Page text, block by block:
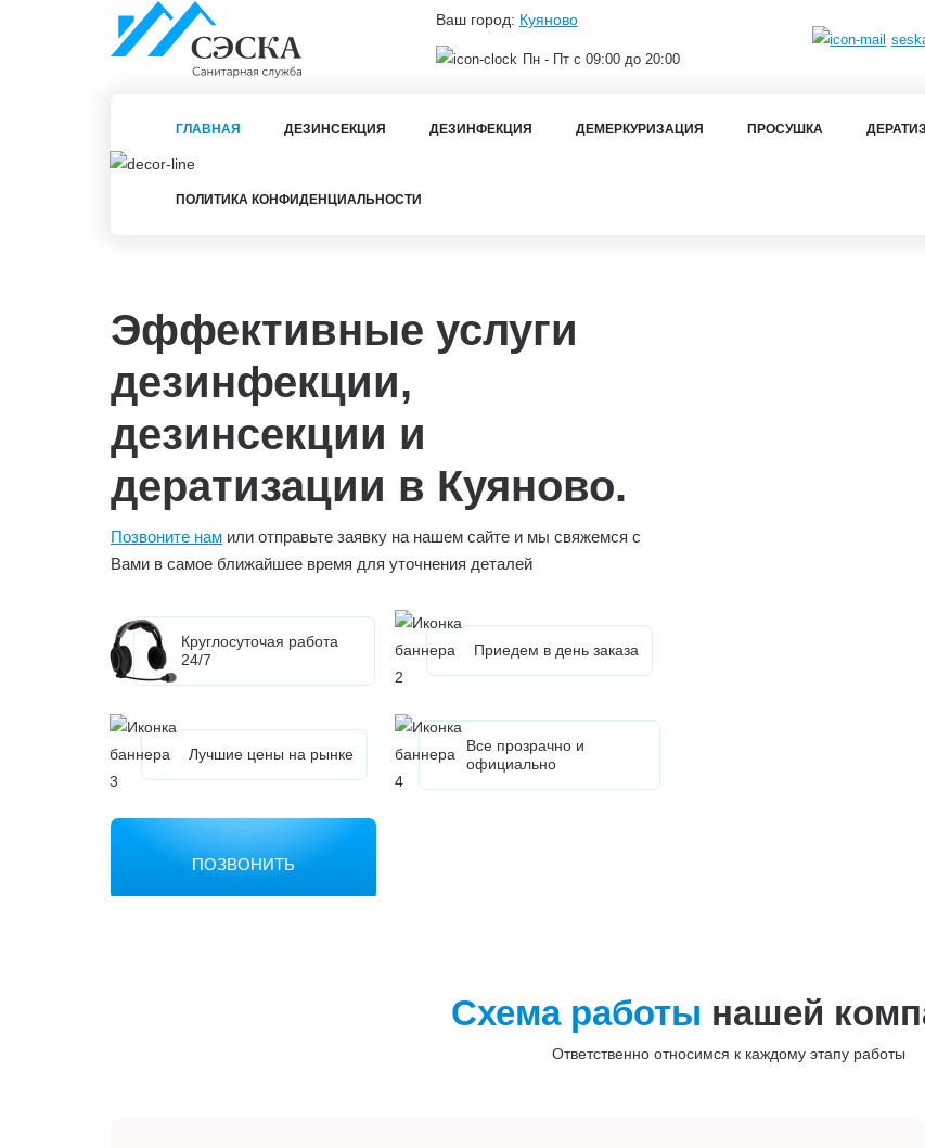
Ваш город: Куяново
Пн - Пт с 09:00 до 20:00
ГЛАВНАЯ ДЕЗИНСЕКЦИЯ ДЕЗИНФЕКЦИЯ ДЕМЕРКУРИЗАЦИЯ ПРОСУШКА
ПОЛИТИКА КОНФИДЕНЦИАЛЬНОСТИ
Эффективные услуги
дезинфекции,
дезинсекции и
дератизации в Куяново.
Позвоните нам или отправьте заявку на нашем сайте и мы свяжемся с
Вами в самое ближайшее время для уточнения деталей
Круглосуточая работа
24/7
Приедем в день заказа
Лучшие цены на рынке
Все прозрачно и
официально
ПОЗВОНИТЬ
Схема работы нашей
Ответственно относимся к каждому этапу работы